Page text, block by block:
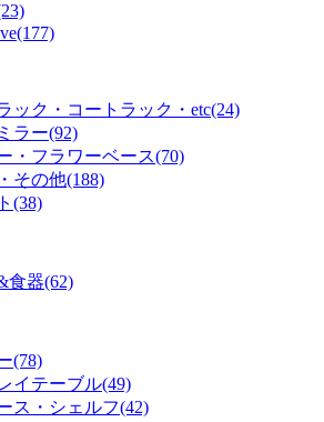
ック・コートラック・etc(24)
ラー(92)
・フラワーベース(70)
その他(188)
(38)
食器(62)
(78)
イテーブル(49)
ス・シェルフ(42)